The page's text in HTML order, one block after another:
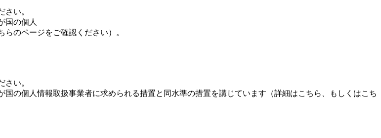
い。
国の個人
のページをご確認ください）。
い。
の個人情報取扱事業者に求められる措置と同水準の措置を講じています（詳細はこちら、もしくはこち